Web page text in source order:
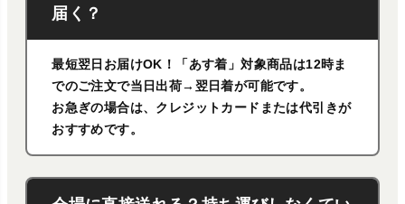
届く？
最短翌日お届けOK！「あす着」対象商品は12時ま
でのご注文で当日出荷→翌日着が可能です。
お急ぎの場合は、クレジットカードまたは代引きが
おすすめです。